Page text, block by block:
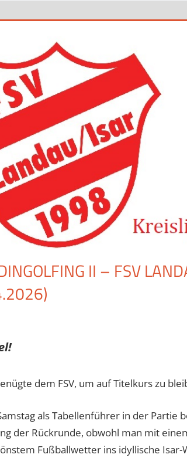
II – FSV
dem FSV, um auf Titelkurs zu
als Tabellenführer in der Partie
der Rückrunde, obwohl man mit
Fußballwetter ins idyllische Isar-